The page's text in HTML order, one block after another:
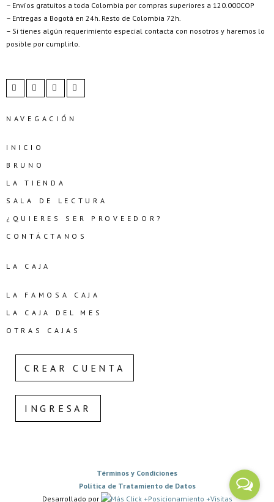
– Envíos gratuitos a toda Colombia por compras superiores a 120.000COP
– Entregas a Bogotá en 24h. Resto de Colombia 72h.
– Si tienes algún requerimiento especial contacta con nosotros y haremos lo
posible por cumplirlo.
NAVEGACIÓN
INICIO
BRUNO
LA TIENDA
SALA DE LECTURA
¿QUIERES SER PROVEEDOR?
CONTÁCTANOS
LA CAJA
LA FAMOSA CAJA
LA CAJA DEL MES
OTRAS CAJAS
CREAR CUENTA
INGRESAR
Términos y Condiciones
Política de Tratamiento de Datos
Desarrollado por